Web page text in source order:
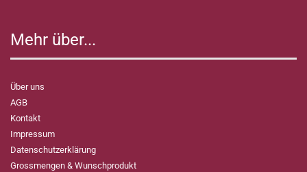
Mehr über...
Über uns
AGB
Kontakt
Impressum
Datenschutzerklärung
Grossmengen & Wunschprodukt